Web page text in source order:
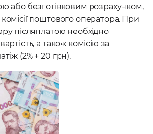
або безготівковим розрахунком,
поштового оператора. При
післяплатою необхідно
а також комісію за
(2% + 20 грн).